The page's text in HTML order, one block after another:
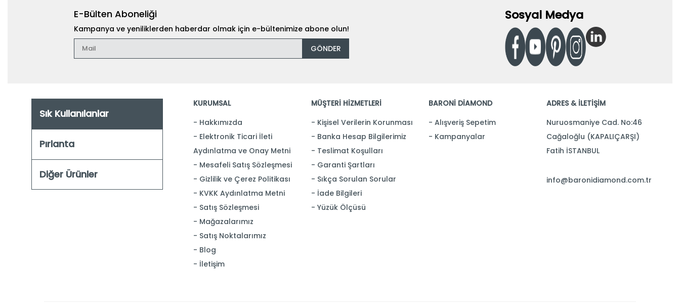
E-Bülten Aboneliği
Kampanya ve yeniliklerden haberdar olmak için e-bültenimize abone olun!
GÖNDER
Sosyal Medya
Sık Kullanılanlar
Pırlanta
Diğer Ürünler
KURUMSAL
Hakkımızda
Elektronik Ticari İleti
Aydınlatma ve Onay Metni
Mesafeli Satış Sözleşmesi
Gizlilik ve Çerez Politikası
KVKK Aydınlatma Metni
Satış Sözleşmesi
Mağazalarımız
Satış Noktalarımız
Blog
İletişim
MÜŞTERİ HİZMETLERİ
Kişisel Verilerin Korunması
Banka Hesap Bilgilerimiz
Teslimat Koşulları
Garanti Şartları
Sıkça Sorulan Sorular
İade Bilgileri
Yüzük Ölçüsü
BARONİ DİAMOND
Alışveriş Sepetim
Kampanyalar
ADRES & İLETİŞİM
Nuruosmaniye Cad. No:46
Cağaloğlu (KAPALIÇARŞI)
Fatih İSTANBUL
info@baronidiamond.com.tr